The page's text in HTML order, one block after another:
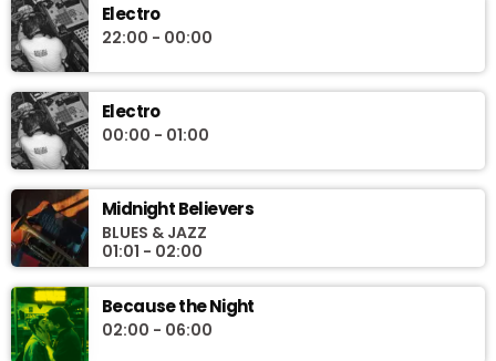
Electro
22:00 - 00:00
Electro
00:00 - 01:00
Midnight Believers
BLUES & JAZZ
01:01 - 02:00
Because the Night
02:00 - 06:00